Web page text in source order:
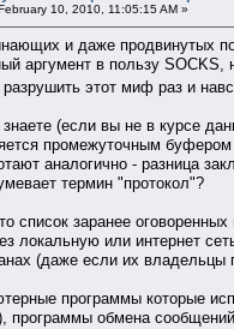
10, 2010, 11:05:15 AM »
и даже продвинутых
аргумент в пользу
этот миф раз и
(если вы не в курсе
промежуточным
аналогично - разница
термин "протокол"?
список заранее
локальную или интернет
(даже если их владельцы
программы которые
программы обмена